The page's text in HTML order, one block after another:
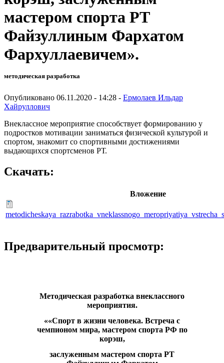
мастером спорта РТ
Файзуллиным Фархатом
Фархуллаевичем».
методическая разработка
Опубликовано 06.11.2020 - 14:28 - Ермолаев Ильдар
Хайруллович
Внеклассное мероприятие способствует формированию у
подростков мотивации заниматься физической культурой и
спортом, знакомит со спортивными достижениями
выдающихся спортсменов РТ.
Скачать:
Вложение
Предварительный просмотр:
Методическая разработка внеклассного
мероприятия.
««Спорт в жизни человека. Встреча с
чемпионом мира, мастером спорта РФ по
корэш,
заслуженным мастером спорта РТ